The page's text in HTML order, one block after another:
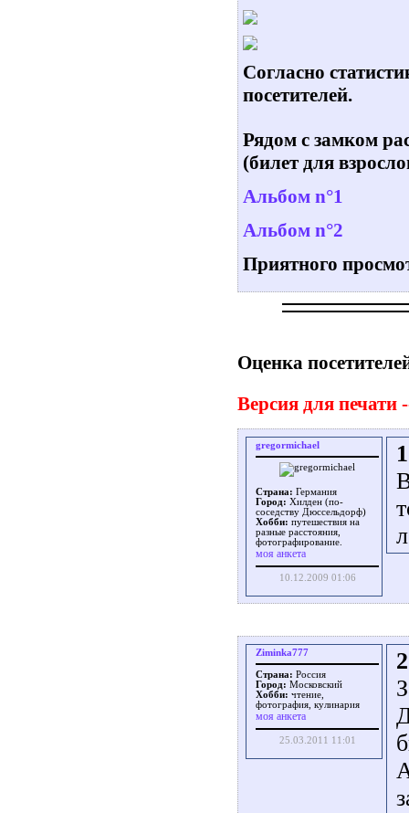
Cогласно
посетителей.
Рядом с замком
(билет для
Альбом n°1
Альбом n°2
Приятного
Оценка
Версия для печати
gregormichael
Страна: Германия
Город: Хилден (по-
соседству Дюссельдорф)
Хобби: путешествия на
разные расстояния,
фотографирование.
моя анкета
10.12.2009 01:06
Ziminka777
Страна: Россия
Город: Московский
Хобби: чтение,
фотография, кулинария
моя анкета
25.03.2011 11:01